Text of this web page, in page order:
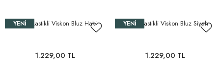
YENI
Yakası Lastikli Viskon Bluz Haki
1.229,00 TL
YENI
Yakası Lastikli Viskon Bluz Siyah
1.229,00 TL